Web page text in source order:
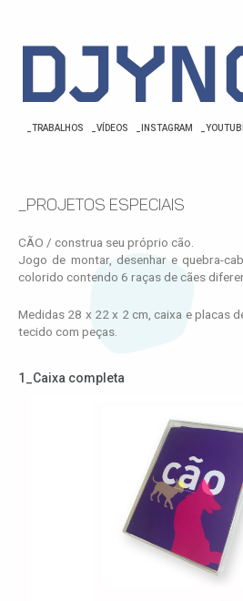
_TRABALHOS _VÍDEOS _INSTAGRAM
_PROJETOS ESPECIAIS
CÃO / construa seu próprio cão.
Jogo de montar, desenhar e quebra-
colorido contendo 6 raças de cães
Medidas 28 x 22 x 2 cm, caixa e placas
tecido com peças.
1_Caixa completa